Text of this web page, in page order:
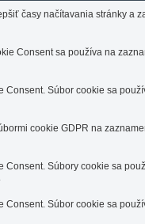
časy načítavania stránky a
Consent sa používa na
Consent. Súbor cookie sa
cookie GDPR na
Consent. Súbory cookie sa
Consent. Súbor cookie sa